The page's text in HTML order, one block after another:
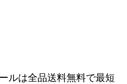
ルは全品送料無料で最短